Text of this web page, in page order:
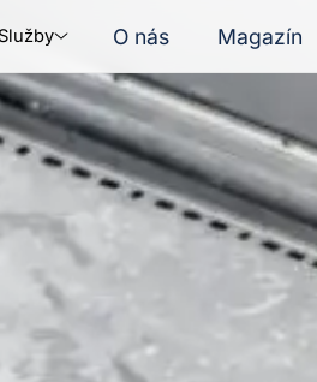
Služby O nás Magazín